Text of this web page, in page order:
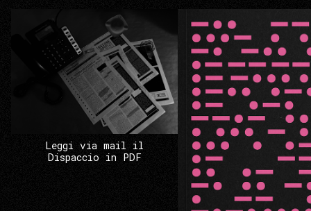
Leggi via mail il
Dispaccio in PDF